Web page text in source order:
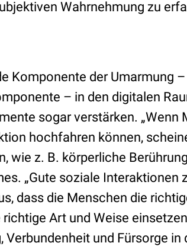
Wahrnehmung zu
Komponente der Umarmung
– in den digitalen
sogar verstärken. „Wenn
hochfahren können,
wie z. B. körperliche
„Gute soziale Interaktionen
dass die Menschen die
Art und Weise
und Fürsorge in